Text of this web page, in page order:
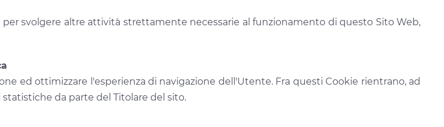
svolgere altre attività strettamente necessarie al funzionamento di questo Sito Web,
ed ottimizzare l'esperienza di navigazione dell'Utente. Fra questi Cookie rientrano, ad
da parte del Titolare del sito.